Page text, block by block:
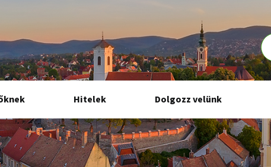
Hitelek Dolgozz velünk